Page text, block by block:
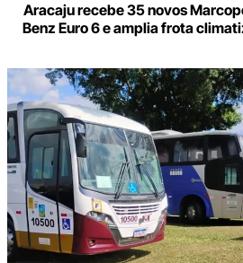
Aracaju recebe 35 novos
Benz Euro 6 e amplia frota